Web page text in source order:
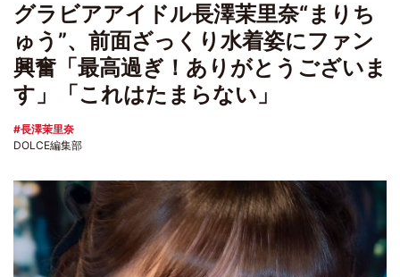
グラビアアイドル長澤茉里奈“まりち
ゅう”、前面ざっくり水着姿にファン
興奮「最高過ぎ！ありがとうございま
す」「これはたまらない」
長澤茉里奈
DOLCE編集部